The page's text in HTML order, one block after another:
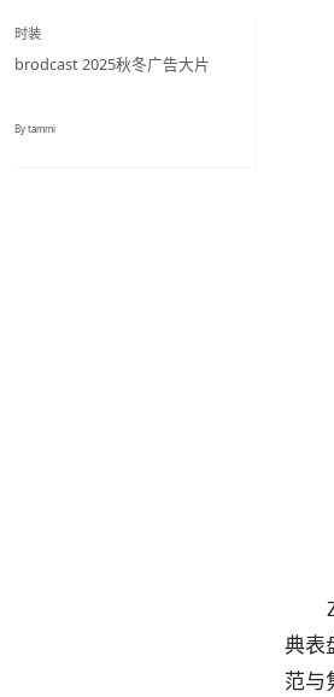
时装
brodcast 2025秋冬广告大片
By tammi
典表
范与